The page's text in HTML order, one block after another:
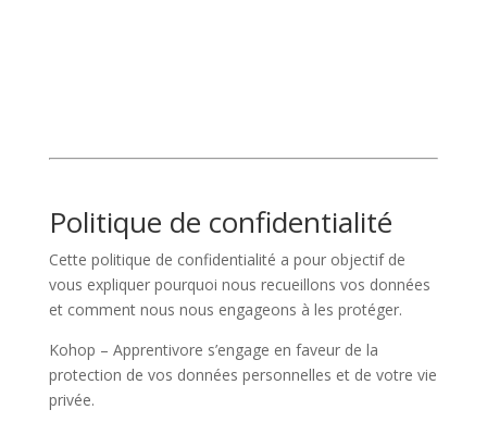
Politique de confidentialité
Cette politique de confidentialité a pour objectif de
vous expliquer pourquoi nous recueillons vos données
et comment nous nous engageons à les protéger.
Kohop – Apprentivore s’engage en faveur de la
protection de vos données personnelles et de votre vie
privée.